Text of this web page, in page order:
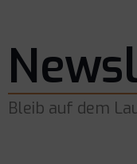
Bleib auf dem